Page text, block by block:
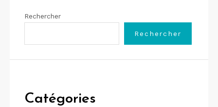
Rechercher
Rechercher
Catégories